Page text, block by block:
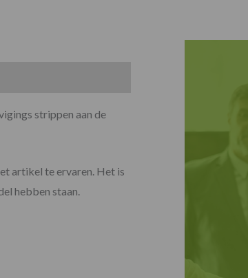
strippen aan de
artikel te ervaren. Het is
hebben staan.